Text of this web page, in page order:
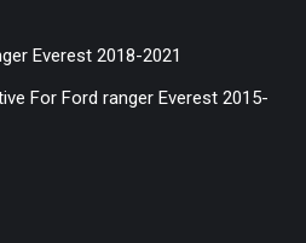
Everest 2018-2021
For Ford ranger Everest 2015-